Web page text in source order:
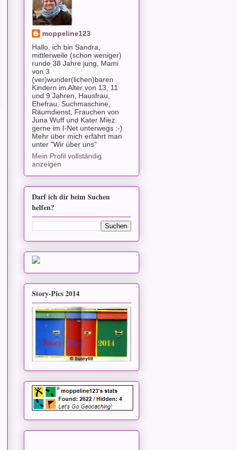
moppeline123
Hallo, ich bin Sandra,
mittlerweile (schon weniger)
runde 38 Jahre jung, Mami
von 3
(ver)wunder(lichen)baren
Kindern im Alter von 13, 11
und 9 Jahren, Hausfrau,
Ehefrau, Suchmaschine,
Räumdienst, Frauchen von
Juna Wuff und Kater Miez.
gerne im I-Net unterwegs :-)
Mehr über mich erfährt man
unter "Wir über uns"
Mein Profil vollständig
anzeigen
Darf ich dir beim Suchen
helfen?
Story-Pics 2014